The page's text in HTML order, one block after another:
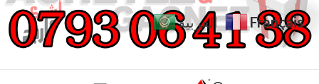
العربية Français